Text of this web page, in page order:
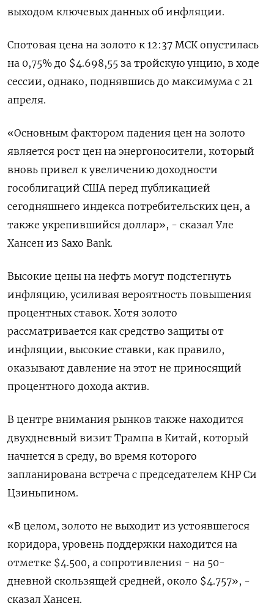
выходом ключевых данных об ​инфляции.
Спотовая цена на ​золото к ​12:37 МСК ⁠опустилась
на 0,75% до $4.698,55 за тройскую ‌унцию, в ходе
сессии, однако, поднявшись ‌до максимума с 21
апреля.
«Основным фактором падения цен на ​золото
является рост цен на энергоносители, который
‌вновь привел к увеличению доходности
гособлигаций США перед публикацией ​
сегодняшнего индекса потребительских цен, а
также укрепившийся доллар», - ‌сказал Уле
Хансен из Saxo Bank.
Высокие цены на нефть могут подстегнуть
инфляцию, усиливая вероятность повышения
процентных ​ставок. Хотя золото
рассматривается ​как средство ‌защиты от
инфляции, высокие ставки, как правило,
оказывают давление ​на этот не приносящий
процентного дохода актив.
В центре внимания рынков также находится
двухдневный визит Трампа в Китай, который
начнется в среду, во время которого
запланирована встреча с председателем КНР Си
Цзиньпином.
«В целом, золото не выходит из ​устоявшегося
коридора, уровень ⁠поддержки находится на
отметке $4.500, а сопротивления - на 50-
дневной скользящей средней, около $4.757», -
сказал Хансен.